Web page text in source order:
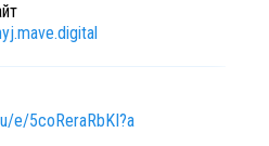
e/5coReraRbKI?a